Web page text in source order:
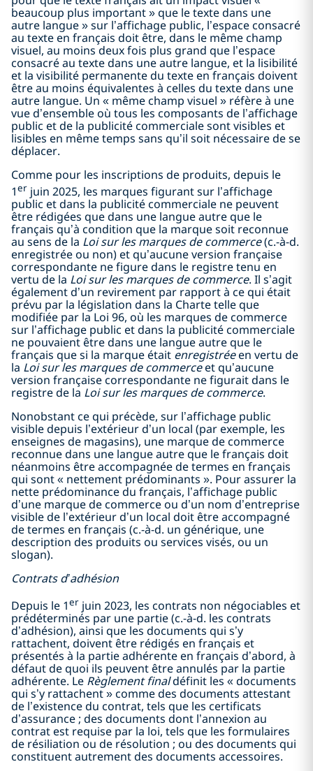
beaucoup plus important » que le texte dans une
autre langue » sur l’affichage public, l’espace consacré
au texte en français doit être, dans le même champ
visuel, au moins deux fois plus grand que l’espace
consacré au texte dans une autre langue, et la lisibilité
et la visibilité permanente du texte en français doivent
être au moins équivalentes à celles du texte dans une
autre langue. Un « même champ visuel » réfère à une
vue d’ensemble où tous les composants de l’affichage
public et de la publicité commerciale sont visibles et
lisibles en même temps sans qu’il soit nécessaire de se
déplacer.
Comme pour les inscriptions de produits, depuis le
1er juin 2025, les marques figurant sur l’affichage
public et dans la publicité commerciale ne peuvent
être rédigées que dans une langue autre que le
français qu’à condition que la marque soit reconnue
au sens de la Loi sur les marques de commerce(c.-à-d.
enregistrée ou non) et qu’aucune version française
correspondante ne figure dans le registre tenu en
vertu de la Loi sur les marques de commerce. Il s’agit
également d’un revirement par rapport à ce qui était
prévu par la législation dans la Charte telle que
modifiée par la Loi 96, où les marques de commerce
sur l’affichage public et dans la publicité commerciale
ne pouvaient être dans une langue autre que le
français que si la marque était enregistréeen vertu de
la Loi sur les marques de commerceet qu’aucune
version française correspondante ne figurait dans le
registre de la Loi sur les marques de commerce.
Nonobstant ce qui précède, sur l’affichage public
visible depuis l’extérieur d’un local (par exemple, les
enseignes de magasins), une marque de commerce
reconnue dans une langue autre que le français doit
néanmoins être accompagnée de termes en français
qui sont « nettement prédominants ». Pour assurer la
nette prédominance du français, l’affichage public
d’une marque de commerce ou d’un nom d’entreprise
visible de l’extérieur d’un local doit être accompagné
de termes en français (c.-à-d. un générique, une
description des produits ou services visés, ou un
slogan).
Contrats d’adhésion
Depuis le 1er juin 2023, les contrats non négociables et
prédéterminés par une partie (c.-à-d. les contrats
d’adhésion), ainsi que les documents qui s’y
rattachent, doivent être rédigés en français et
présentés à la partie adhérente en français d’abord, à
défaut de quoi ils peuvent être annulés par la partie
adhérente. Le Règlement finaldéfinit les « documents
qui s’y rattachent » comme des documents attestant
de l’existence du contrat, tels que les certificats
d’assurance ; des documents dont l’annexion au
contrat est requise par la loi, tels que les formulaires
de résiliation ou de résolution ; ou des documents qui
constituent autrement des documents accessoires.